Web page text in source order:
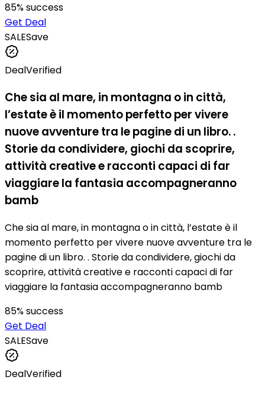
85% success
Get Deal
SALESave
DealVerified
Che sia al mare, in montagna o in città,
l’estate è il momento perfetto per vivere
nuove avventure tra le pagine di un libro. .
Storie da condividere, giochi da scoprire,
attività creative e racconti capaci di far
viaggiare la fantasia accompagneranno
bamb
Che sia al mare, in montagna o in città, l’estate è il
momento perfetto per vivere nuove avventure tra le
pagine di un libro. . Storie da condividere, giochi da
scoprire, attività creative e racconti capaci di far
viaggiare la fantasia accompagneranno bamb
85% success
Get Deal
SALESave
DealVerified